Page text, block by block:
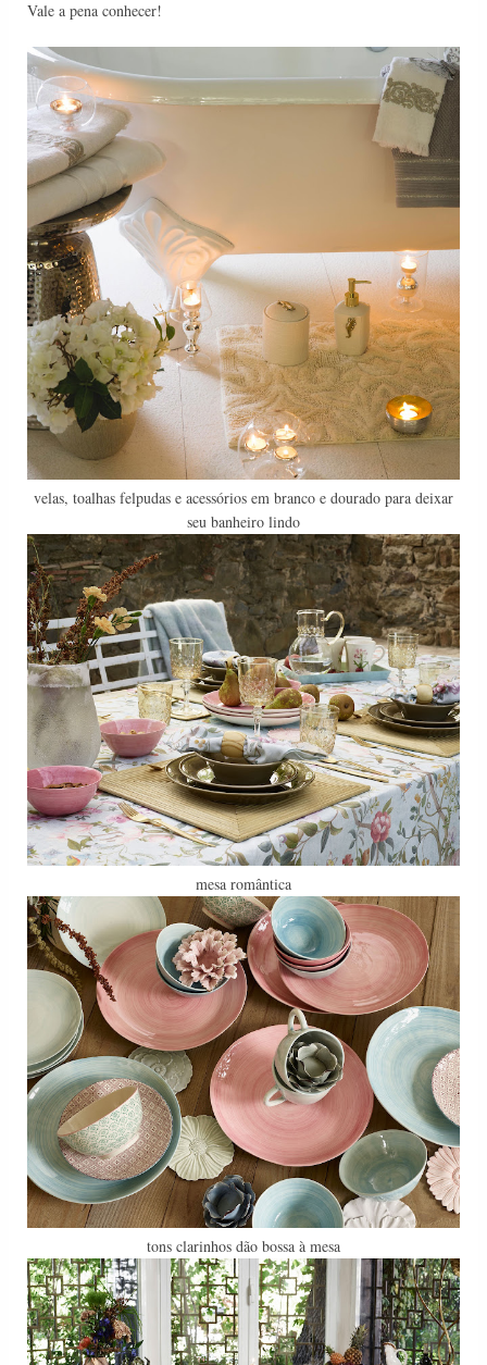
Vale a pena conhecer!
velas, toalhas felpudas e acessórios em branco e dourado para deixar
seu banheiro lindo
mesa romântica
tons clarinhos dão bossa à mesa